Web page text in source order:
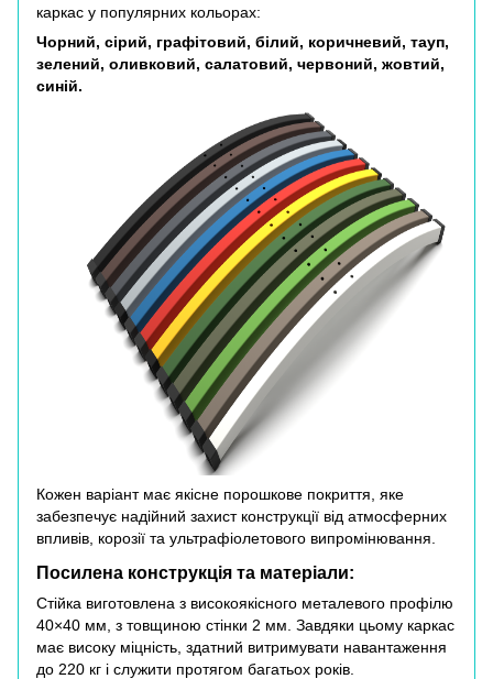
каркас у популярних кольорах:
Чорний, сірий, графітовий, білий, коричневий, тауп,
зелений, оливковий, салатовий, червоний, жовтий,
синій.
Кожен варіант має якісне порошкове покриття, яке
забезпечує надійний захист конструкції від атмосферних
впливів, корозії та ультрафіолетового випромінювання.
Посилена конструкція та матеріали:
Стійка виготовлена з високоякісного металевого профілю
40×40 мм, з товщиною стінки 2 мм. Завдяки цьому каркас
має високу міцність, здатний витримувати навантаження
до 220 кг і служити протягом багатьох років.